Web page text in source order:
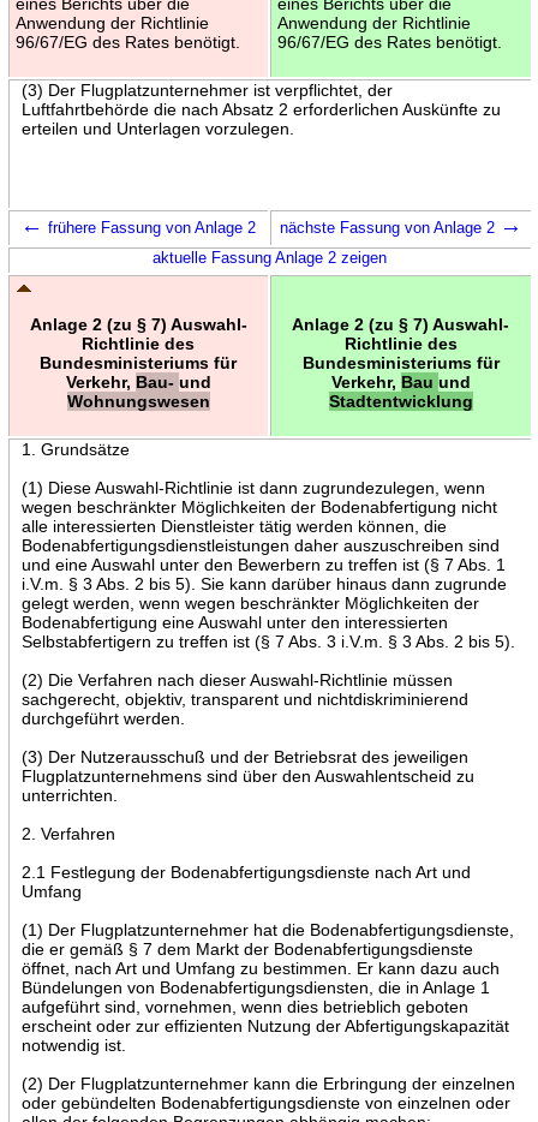
Anwendung der Richtlinie
96/67/EG des Rates benötigt.
Anwendung der Richtlinie
96/67/EG des Rates benötigt.
(3) Der Flugplatzunternehmer ist verpflichtet, der
Luftfahrtbehörde die nach Absatz 2 erforderlichen Auskünfte zu
erteilen und Unterlagen vorzulegen.
← frühere Fassung von Anlage 2 nächste Fassung von Anlage 2 →
aktuelle Fassung Anlage 2 zeigen
Anlage 2 (zu § 7) Auswahl-
Richtlinie des
Bundesministeriums für
Verkehr, Bau- und
Wohnungswesen
Anlage 2 (zu § 7) Auswahl-
Richtlinie des
Bundesministeriums für
Verkehr, Bau und
Stadtentwicklung
1. Grundsätze
(1) Diese Auswahl-Richtlinie ist dann zugrundezulegen, wenn
wegen beschränkter Möglichkeiten der Bodenabfertigung nicht
alle interessierten Dienstleister tätig werden können, die
Bodenabfertigungsdienstleistungen daher auszuschreiben sind
und eine Auswahl unter den Bewerbern zu treffen ist (§ 7 Abs. 1
i.V.m. § 3 Abs. 2 bis 5). Sie kann darüber hinaus dann zugrunde
gelegt werden, wenn wegen beschränkter Möglichkeiten der
Bodenabfertigung eine Auswahl unter den interessierten
Selbstabfertigern zu treffen ist (§ 7 Abs. 3 i.V.m. § 3 Abs. 2 bis 5).
(2) Die Verfahren nach dieser Auswahl-Richtlinie müssen
sachgerecht, objektiv, transparent und nichtdiskriminierend
durchgeführt werden.
(3) Der Nutzerausschuß und der Betriebsrat des jeweiligen
Flugplatzunternehmens sind über den Auswahlentscheid zu
unterrichten.
2. Verfahren
2.1 Festlegung der Bodenabfertigungsdienste nach Art und
Umfang
(1) Der Flugplatzunternehmer hat die Bodenabfertigungsdienste,
die er gemäß § 7 dem Markt der Bodenabfertigungsdienste
öffnet, nach Art und Umfang zu bestimmen. Er kann dazu auch
Bündelungen von Bodenabfertigungsdiensten, die in Anlage 1
aufgeführt sind, vornehmen, wenn dies betrieblich geboten
erscheint oder zur effizienten Nutzung der Abfertigungskapazität
notwendig ist.
(2) Der Flugplatzunternehmer kann die Erbringung der einzelnen
oder gebündelten Bodenabfertigungsdienste von einzelnen oder